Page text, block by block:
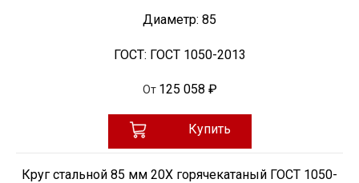
Диаметр: 85
ГОСТ: ГОСТ 1050-2013
От 125 058 ₽
Купить
Круг стальной 85 мм 20Х горячекатаный ГОСТ 1050-